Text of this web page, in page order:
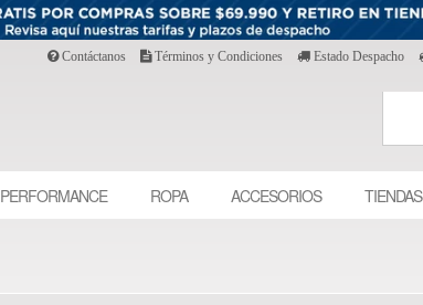
Contáctanos Términos y Condiciones Estado Despacho
PERFORMANCE ROPA ACCESORIOS TIENDAS